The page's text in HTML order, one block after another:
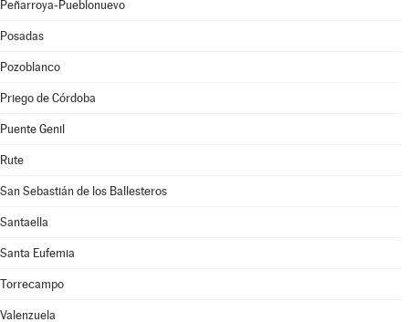
Peñarroya-Pueblonuevo
Posadas
Pozoblanco
Priego de Córdoba
Puente Genil
Rute
San Sebastián de los Ballesteros
Santaella
Santa Eufemia
Torrecampo
Valenzuela